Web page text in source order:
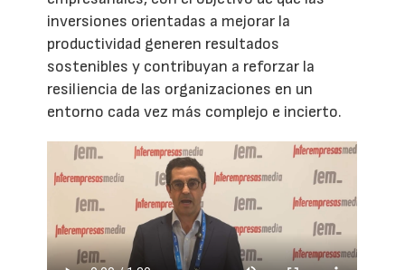
inversiones orientadas a mejorar la
productividad generen resultados
sostenibles y contribuyan a reforzar la
resiliencia de las organizaciones en un
entorno cada vez más complejo e incierto.